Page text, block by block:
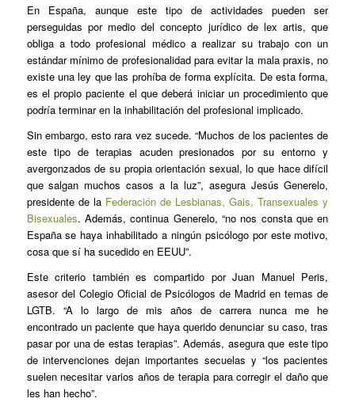
En España, aunque este tipo de actividades pueden ser
perseguidas por medio del concepto jurídico de lex artis, que
obliga a todo profesional médico a realizar su trabajo con un
estándar mínimo de profesionalidad para evitar la mala praxis, no
existe una ley que las prohíba de forma explícita. De esta forma,
es el propio paciente el que deberá iniciar un procedimiento que
podría terminar en la inhabilitación del profesional implicado.
Sin embargo, esto rara vez sucede. “Muchos de los pacientes de
este tipo de terapias acuden presionados por su entorno y
avergonzados de su propia orientación sexual, lo que hace difícil
que salgan muchos casos a la luz”, asegura Jesús Generelo,
presidente de la Federación de Lesbianas, Gais, Transexuales y
Bisexuales. Además, continua Generelo, “no nos consta que en
España se haya inhabilitado a ningún psicólogo por este motivo,
cosa que sí ha sucedido en EEUU”.
Este criterio también es compartido por Juan Manuel Peris,
asesor del Colegio Oficial de Psicólogos de Madrid en temas de
LGTB. “A lo largo de mis años de carrera nunca me he
encontrado un paciente que haya querido denunciar su caso, tras
pasar por una de estas terapias”. Además, asegura que este tipo
de intervenciones dejan importantes secuelas y “los pacientes
suelen necesitar varios años de terapia para corregir el daño que
les han hecho”.